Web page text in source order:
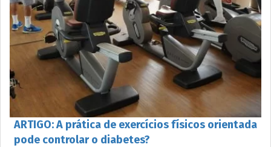
ARTIGO: A prática de exercícios físicos orientada
pode controlar o diabetes?